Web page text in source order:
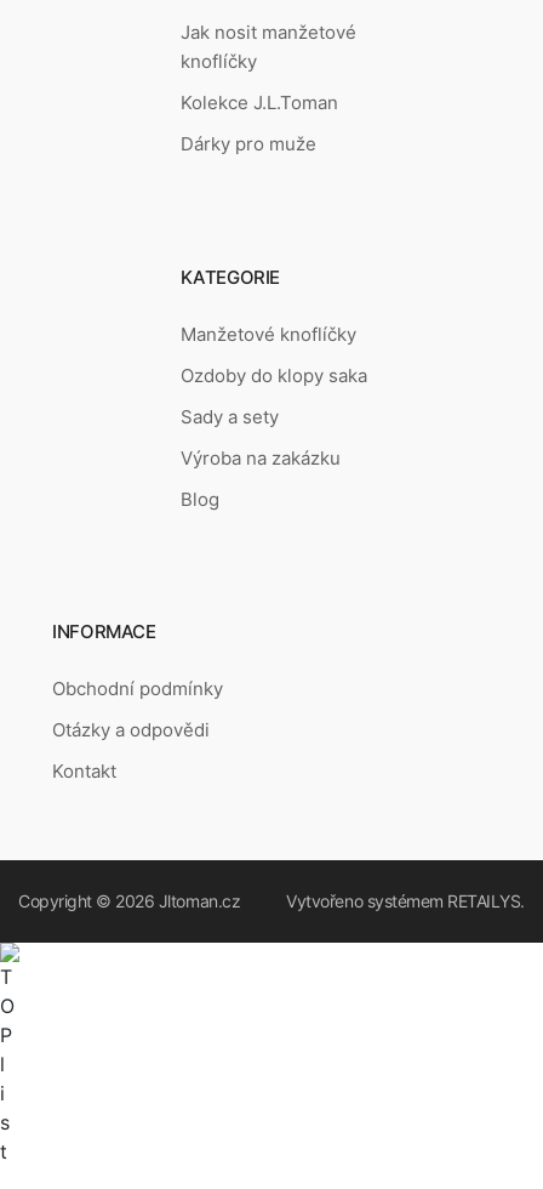
Jak nosit manžetové
knoflíčky
Kolekce J.L.Toman
Dárky pro muže
KATEGORIE
Manžetové knoflíčky
Ozdoby do klopy saka
Sady a sety
Výroba na zakázku
Blog
INFORMACE
Obchodní podmínky
Otázky a odpovědi
Kontakt
Copyright © 2026 Jltoman.cz Vytvořeno systémem RETAILYS.